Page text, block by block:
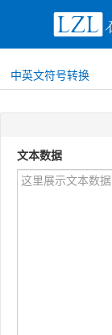
中英文符号转换
文本数据